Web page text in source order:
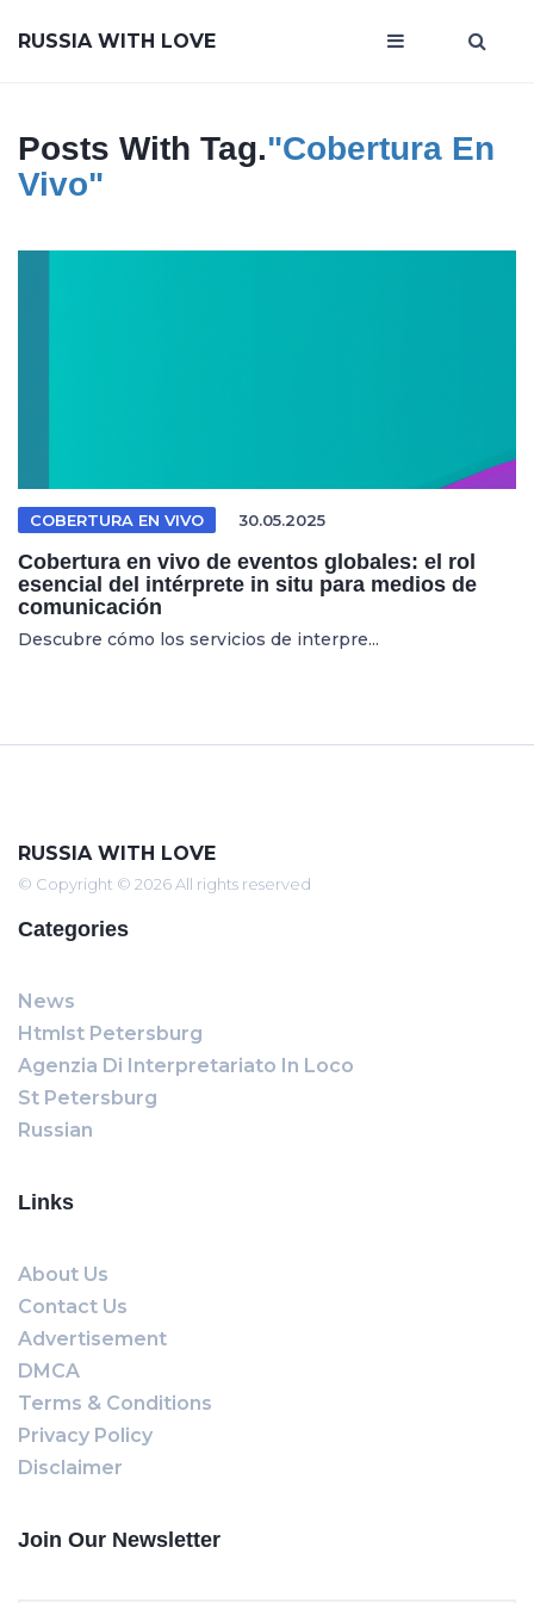
RUSSIA WITH LOVE
Posts With Tag."cobertura En
Vivo"
COBERTURA EN VIVO 30.05.2025
Cobertura en vivo de eventos globales: el rol
esencial del intérprete in situ para medios de
comunicación
Descubre cómo los servicios de interpre...
RUSSIA WITH LOVE
© Copyright © 2026 All rights reserved
Categories
News
Htmlst Petersburg
Agenzia Di Interpretariato In Loco
St Petersburg
Russian
Links
About Us
Contact Us
Advertisement
DMCA
Terms & Conditions
Privacy Policy
Disclaimer
Join Our Newsletter